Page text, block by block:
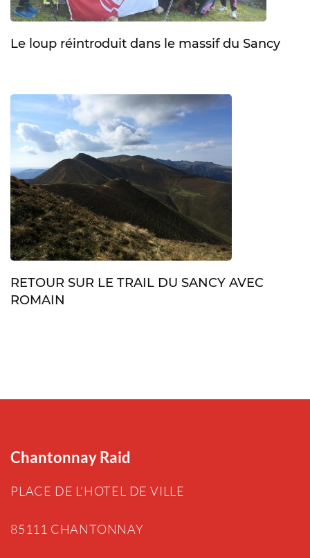
Le loup réintroduit dans le massif du Sancy
RETOUR SUR LE TRAIL DU SANCY AVEC
ROMAIN
Chantonnay Raid
PLACE DE L’HOTEL DE VILLE
85111 CHANTONNAY